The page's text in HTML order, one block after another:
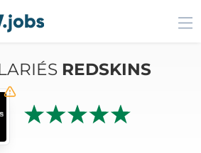
REDSKINS